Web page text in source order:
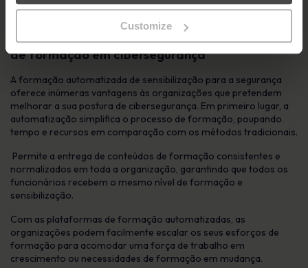
Customize
na mitigação das ameaças à segurança.
Benefícios da automatização do teu programa
de formação em cibersegurança
A formação automatizada de sensibilização para a segurança
oferece inúmeras vantagens às organizações que pretendem
melhorar a sua postura de cibersegurança. Em primeiro lugar, a
automatização simplifica o processo de formação, poupando
tempo e recursos em comparação com os métodos tradicionais.
Permite a entrega de conteúdos de formação consistentes e
normalizados em toda a organização, garantindo que todos os
funcionários recebem o mesmo nível de formação e
sensibilização.
Com as plataformas de formação automatizadas, as
organizações podem facilmente escalar os seus esforços de
formação para acomodar uma força de trabalho em
crescimento ou necessidades de formação em mudança.